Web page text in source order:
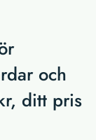
och
ditt pris